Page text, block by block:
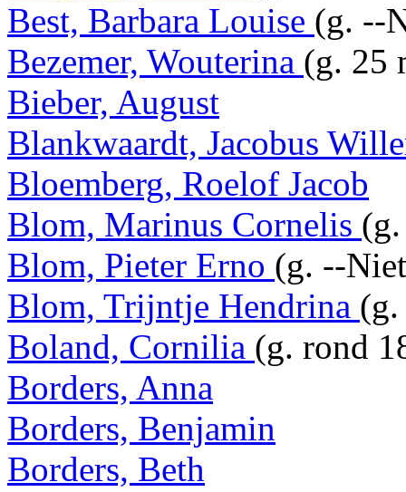
Best, Barbara Louise (g. --
Bezemer, Wouterina (g. 25
Bieber, August
Blankwaardt, Jacobus
Bloemberg, Roelof Jacob
Blom, Marinus Cornelis
Blom, Pieter Erno (g. --
Blom, Trijntje Hendrina
Boland, Cornilia (g. rond
Borders, Anna
Borders, Benjamin
Borders, Beth